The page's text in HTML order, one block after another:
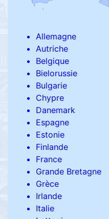
Allemagne
Autriche
Belgique
Bielorussie
Bulgarie
Chypre
Danemark
Espagne
Estonie
Finlande
France
Grande Bretagne
Grèce
Irlande
Italie